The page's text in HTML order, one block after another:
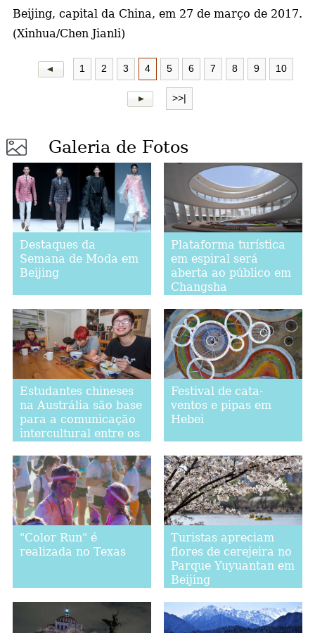
Beijing, capital da China, em 27 de março de 2017.
(Xinhua/Chen Jianli)
1 2 3 4 5 6 7 8 9 10
>>|
Galeria de Fotos
Destaques da
Semana de Moda em
Beijing
Plataforma turística
em espiral será
aberta ao público em
Changsha
Estudantes chineses
na Austrália são base
para a comunicação
intercultural entre os
Festival de cata-
ventos e pipas em
Hebei
"Color Run" é
realizada no Texas
Turistas apreciam
flores de cerejeira no
Parque Yuyuantan em
Beijing